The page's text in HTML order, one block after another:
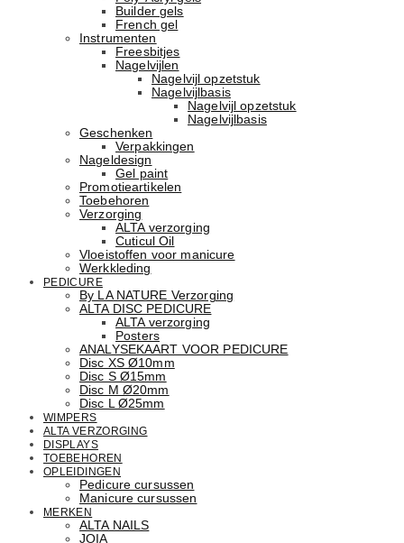
Builder gels
French gel
Instrumenten
Freesbitjes
Nagelvijlen
Nagelvijl opzetstuk
Nagelvijlbasis
Nagelvijl opzetstuk
Nagelvijlbasis
Geschenken
Verpakkingen
Nageldesign
Gel paint
Promotieartikelen
Toebehoren
Verzorging
ALTA verzorging
Cuticul Oil
Vloeistoffen voor manicure
Werkkleding
PEDICURE
By LA NATURE Verzorging
ALTA DISC PEDICURE
ALTA verzorging
Posters
ANALYSEKAART VOOR PEDICURE
Disc XS Ø10mm
Disc S Ø15mm
Disc M Ø20mm
Disc L Ø25mm
WIMPERS
ALTA VERZORGING
DISPLAYS
TOEBEHOREN
OPLEIDINGEN
Pedicure cursussen
Manicure cursussen
MERKEN
ALTA NAILS
JOIA